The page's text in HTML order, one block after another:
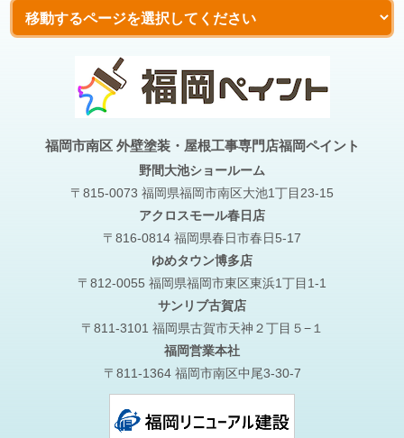
福岡市南区 外壁塗装・屋根工事専門店福岡ペイント
野間大池ショールーム
〒815-0073 福岡県福岡市南区大池1丁目23-15
アクロスモール春日店
〒816-0814 福岡県春日市春日5-17
ゆめタウン博多店
〒812-0055 福岡県福岡市東区東浜1丁目1-1
サンリブ古賀店
〒811-3101 福岡県古賀市天神２丁目５−１
福岡営業本社
〒811-1364 福岡市南区中尾3-30-7